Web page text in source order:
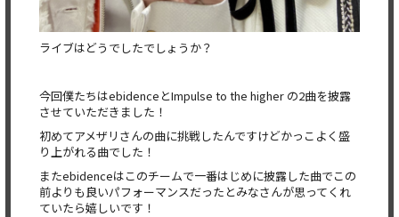
ライブはどうでしたでしょうか？
今回僕たちはebidenceとImpulse to the higher の2曲を披露
させていただきました！
初めてアメザリさんの曲に挑戦したんですけどかっこよく盛
り上がれる曲でした！
またebidenceはこのチームで一番はじめに披露した曲でこの
前よりも良いパフォーマンスだったとみなさんが思ってくれ
ていたら嬉しいです！